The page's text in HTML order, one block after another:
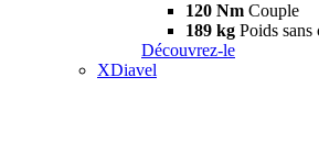
120 Nm Couple
189 kg Poids sans
Découvrez-le
XDiavel